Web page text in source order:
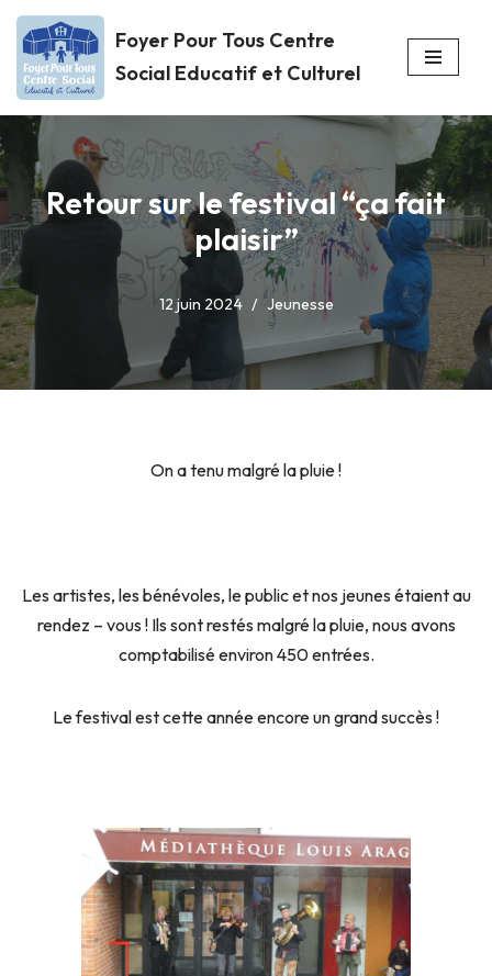
Aller
au
contenu
Foyer Pour Tous Centre
Social Educatif et Culturel
Retour sur le festival “ça fait
plaisir”
12 juin 2024 Jeunesse
On a tenu malgré la pluie !
Les artistes, les bénévoles, le public et nos jeunes étaient au
rendez – vous ! Ils sont restés malgré la pluie, nous avons
comptabilisé environ 450 entrées.
Le festival est cette année encore un grand succès !